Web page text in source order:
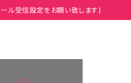
ル受信設定をお願い致します)